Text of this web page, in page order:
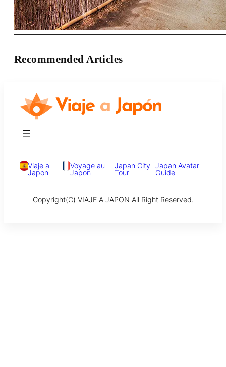
Recommended Articles
Viaje a
Japon
Voyage au
Japon
Japan City
Tour
Japan Avatar
Guide
Copyright(C) VIAJE A JAPON All Right Reserved.